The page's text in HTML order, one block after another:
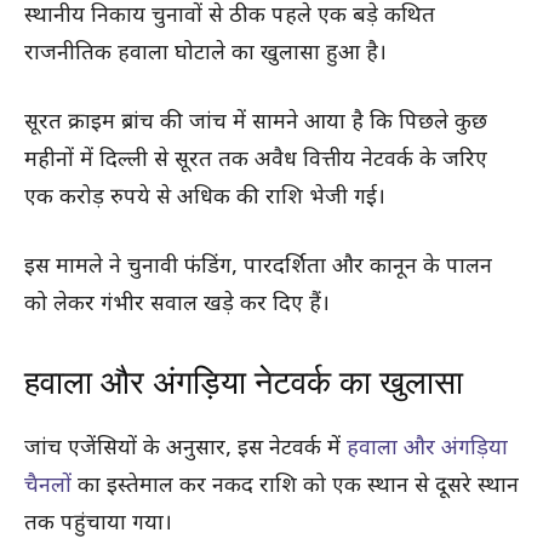
स्थानीय निकाय चुनावों से ठीक पहले एक बड़े कथित
राजनीतिक हवाला घोटाले का खुलासा हुआ है।
सूरत क्राइम ब्रांच की जांच में सामने आया है कि पिछले कुछ
महीनों में दिल्ली से सूरत तक अवैध वित्तीय नेटवर्क के जरिए
एक करोड़ रुपये से अधिक की राशि भेजी गई।
इस मामले ने चुनावी फंडिंग, पारदर्शिता और कानून के पालन
को लेकर गंभीर सवाल खड़े कर दिए हैं।
हवाला और अंगड़िया नेटवर्क का खुलासा
जांच एजेंसियों के अनुसार, इस नेटवर्क में हवाला और अंगड़िया
चैनलों का इस्तेमाल कर नकद राशि को एक स्थान से दूसरे स्थान
तक पहुंचाया गया।